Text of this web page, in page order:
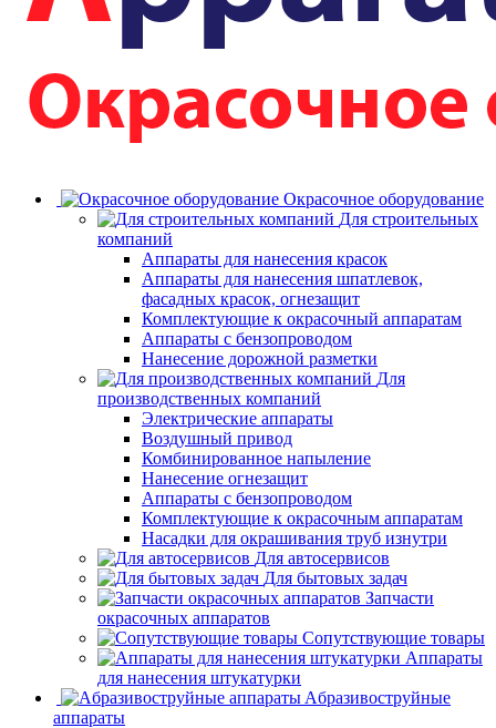
Окрасочное оборудование
Для строительных
компаний
Аппараты для нанесения красок
Аппараты для нанесения шпатлевок,
фасадных красок, огнезащит
Комплектующие к окрасочный аппаратам
Аппараты с бензопроводом
Нанесение дорожной разметки
Для
производственных компаний
Электрические аппараты
Воздушный привод
Комбинированное напыление
Нанесение огнезащит
Аппараты с бензопроводом
Комплектующие к окрасочным аппаратам
Насадки для окрашивания труб изнутри
Для автосервисов
Для бытовых задач
Запчасти
окрасочных аппаратов
Сопутствующие товары
Аппараты
для нанесения штукатурки
Aбразивоструйные
аппараты